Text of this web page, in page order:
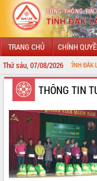
TRANG CHỦ CHÍNH
Thứ sáu, 07/08/2026
GIỚI THIỆU
LÃNH ĐẠO UBND TỈNH
TIN TỨC SỰ KIỆN
SỞ, BAN, NGÀNH
THÔNG TIN